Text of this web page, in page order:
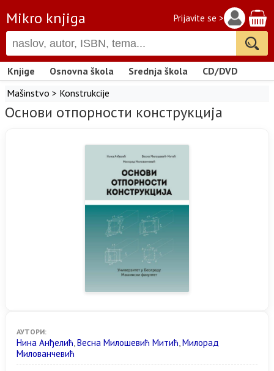
Mikro knjiga Prijavite se >
Knjige Osnovna škola Srednja škola
CD/DVD
Mašinstvo > Konstrukcije
Основи отпорности конструкција
АУТОРИ:
Нина Анђелић,Весна Милошевић Митић,Милорад
Милованчевић